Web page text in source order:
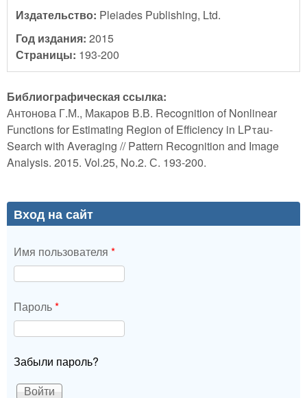
Издательство: Pleiades Publishing, Ltd.
Год издания: 2015
Страницы: 193-200
Библиографическая ссылка:
Антонова Г.М., Макаров В.В. Recognition of Nonlinear
Functions for Estimating Region of Efficiency in LPτau-
Search with Averaging // Pattern Recognition and Image
Analysis. 2015. Vol.25, No.2. С. 193-200.
Вход на сайт
Имя пользователя *
Пароль*
Забыли пароль?